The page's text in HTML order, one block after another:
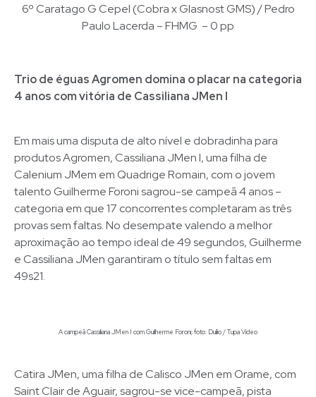
6º Caratago G Cepel (Cobra x Glasnost GMS) / Pedro
Paulo Lacerda – FHMG – 0 pp
Trio de éguas Agromen domina o placar na categoria
4 anos com vitória de Cassiliana JMen I
Em mais uma disputa de alto nível e dobradinha para
produtos Agromen, Cassiliana JMen I, uma filha de
Calenium JMem em Quadrige Romain, com o jovem
talento Guilherme Foroni sagrou-se campeã 4 anos –
categoria em que 17 concorrentes completaram as três
provas sem faltas. No desempate valendo a melhor
aproximação ao tempo ideal de 49 segundos, Guilherme
e Cassiliana JMen garantiram o título sem faltas em
49s21.
A campeã Cassiliana JMen I com Guilherme Foroni; foto: Duílio / Tupa Video
Catira JMen, uma filha de Calisco JMen em Orame, com
Saint Clair de Aguair, sagrou-se vice-campeã, pista